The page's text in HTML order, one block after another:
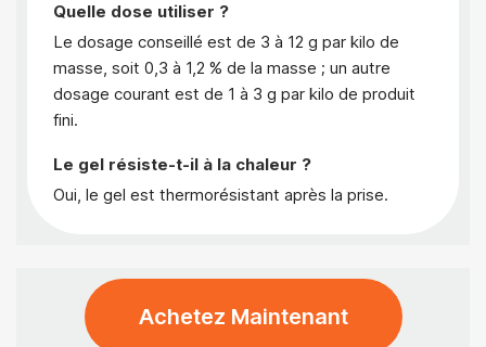
Quelle dose utiliser ?
Le dosage conseillé est de 3 à 12 g par kilo de
masse, soit 0,3 à 1,2 % de la masse ; un autre
dosage courant est de 1 à 3 g par kilo de produit
fini.
Le gel résiste-t-il à la chaleur ?
Oui, le gel est thermorésistant après la prise.
Achetez Maintenant